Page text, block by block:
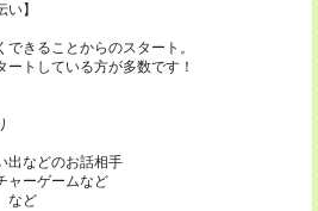
】
きることからのスタート。
トしている方が多数です！
出などのお話相手
ャーゲームなど
など